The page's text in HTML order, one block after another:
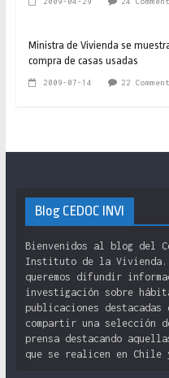
Ministra de Vivienda se
compra de casas usadas
2009-07-14 22
Blog CEDOC INVI
Bienvenidos al blog del
Instituto de la Vivienda.
queremos difundir
investigación sobre
publicaciones destacadas
compartir una selección
prensa destacando
que se realicen en